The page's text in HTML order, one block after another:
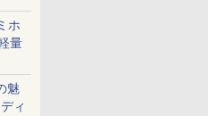
ホ
量
魅
ィ